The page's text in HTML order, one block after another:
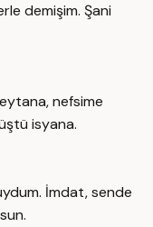
demişim. Şani
nefsime
isyana.
İmdat, sende